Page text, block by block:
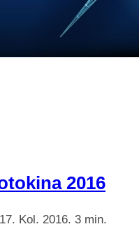
2016
17. Kol. 2016. 3 min.